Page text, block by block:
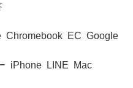
Chromebook EC Google
iPhone LINE Mac